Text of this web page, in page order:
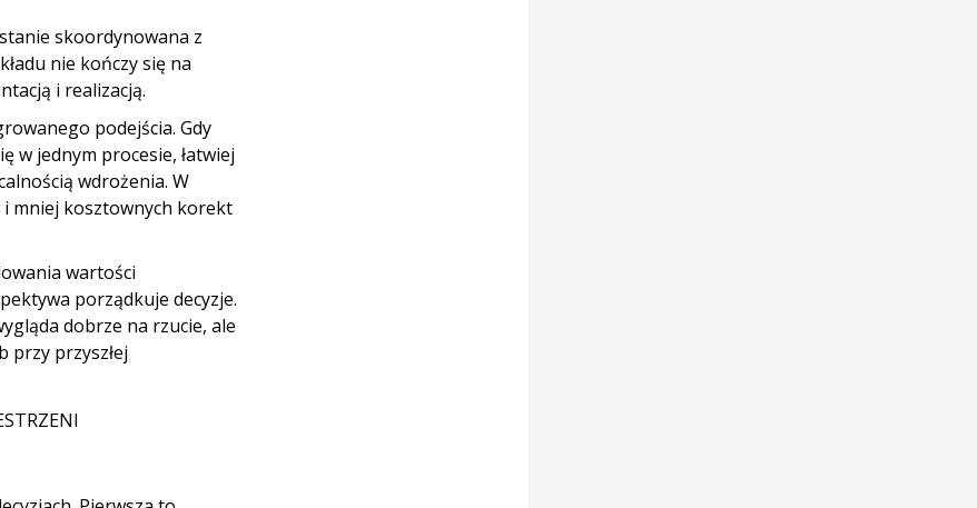
skoordynowana z
nie kończy się na
i realizacją.
podejścia. Gdy
w jednym procesie, łatwiej
wdrożenia. W
mniej kosztownych korekt
wartości
porządkuje decyzje.
dobrze na rzucie, ale
przy przyszłej